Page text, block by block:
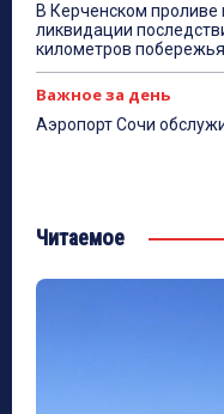
В Керченском
ликвидации
километров побережья
Важное за день
Аэропорт Сочи
Читаемое